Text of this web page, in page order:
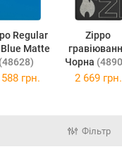
Blue Matte
(48628)
Zippo
Чорна
грн. 2 669 грн.
Фільтр